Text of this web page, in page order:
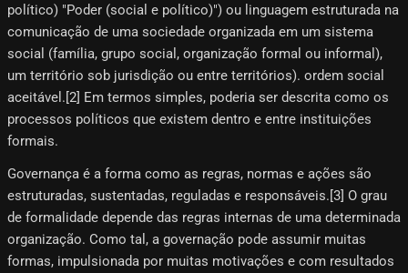
político) "Poder (social e político)") ou linguagem estruturada na
comunicação de uma sociedade organizada em um sistema
social (família, grupo social, organização formal ou informal),
um território sob jurisdição ou entre territórios). ordem social
aceitável.[2]​ Em termos simples, poderia ser descrita como os
processos políticos que existem dentro e entre instituições
formais.
Governança é a forma como as regras, normas e ações são
estruturadas, sustentadas, reguladas e responsáveis.[3]​ O grau
de formalidade depende das regras internas de uma determinada
organização. Como tal, a governação pode assumir muitas
formas, impulsionada por muitas motivações e com resultados